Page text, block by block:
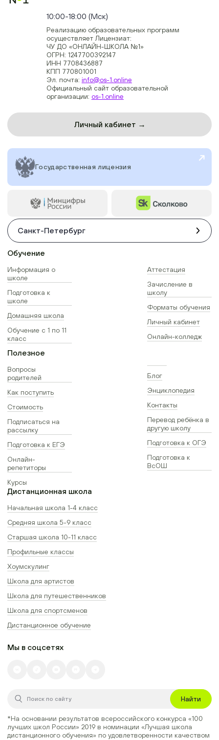
10:00-18:00 (Мск)
Реализацию образовательных программ
осуществляет Лицензиат:
ЧУ ДО «ОНЛАЙН-ШКОЛА №1»
ОГРН: 1247700392147
ИНН 7708436887
КПП 770801001
Эл. почта: info@os-1.online
Официальный сайт образовательной
организации: os-1.online
Личный кабинет →
Государственная лицензия
Санкт-Петербург
Обучение
Информация о
школе
Подготовка к
школе
Домашняя школа
Обучение с 1 по 11
класс
Аттестация
Зачисление в
школу
Форматы обучения
Личный кабинет
Онлайн-колледж
Полезное
Вопросы
родителей
Как поступить
Стоимость
Подписаться на
рассылку
Подготовка к ЕГЭ
Онлайн-
репетиторы
Курсы
Блог
Энциклопедия
Контакты
Перевод ребёнка в
другую школу
Подготовка к ОГЭ
Подготовка к
ВсОШ
Дистанционная школа
Начальная школа 1-4 класс
Средняя школа 5-9 класс
Старшая школа 10-11 класс
Профильные классы
Хоумскулинг
Школа для артистов
Школа для путешественников
Школа для спортсменов
Дистанционное обучение
Мы в соцсетях
Найти
*На основании результатов всероссийского конкурса «100
лучших школ России» 2019 в номинации «Лучшая школа
дистанционного обучения» по удовлетворенности качеством